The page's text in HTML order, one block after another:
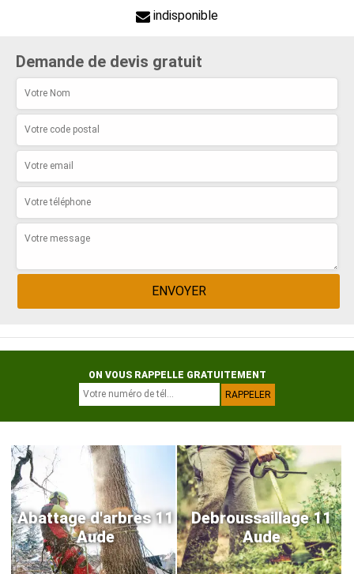
indisponible
Demande de devis gratuit
ON VOUS RAPPELLE GRATUITEMENT
Abattage d'arbres 11
Aude
Debroussaillage 11
Aude